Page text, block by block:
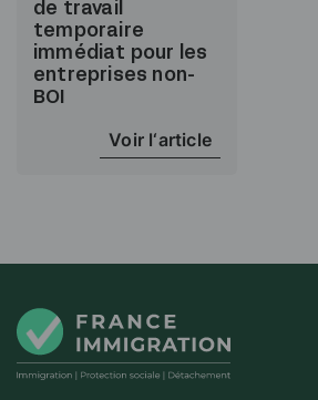
de travail
temporaire
immédiat pour les
entreprises non-
BOI
Voir l‘article